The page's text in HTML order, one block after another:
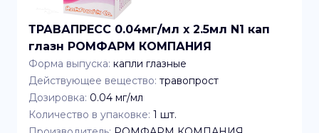
ТРАВАПРЕСС 0.04мг/мл x 2.5мл N1 кап
глазн РОМФАРМ КОМПАНИЯ
Форма выпуска: капли глазные
Действующее вещество: травопрост
Дозировка: 0.04 мг/мл
Количество в упаковке: 1 шт.